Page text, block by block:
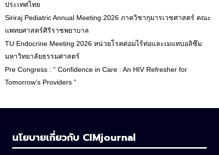
ประเทศไทย
Siriraj Pediatric Annual Meeting 2026 ภาควิชากุมารเวชศาสตร์ คณะ
แพทยศาสตร์ศิริราชพยาบาล
TU Endocrine Meeting 2026 หน่วยโรคต่อมไร้ท่อและเมแทบอลิซึม
มหาวิทยาลัยธรรมศาสตร์
Pre Congress : “ Confidence in Care : An HIV Refresher for
Tomorrow’s Providers ”
นโยบายเกี่ยวกับ CIMjournal